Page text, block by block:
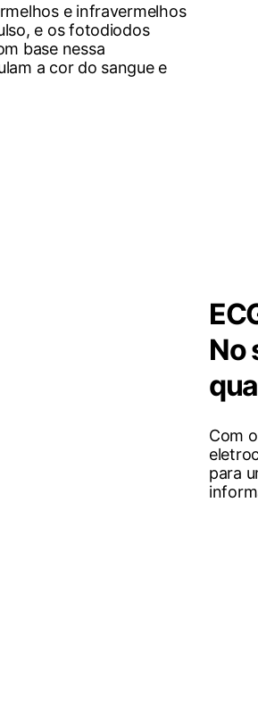
e infravermelhos
e os fotodiodos
base nessa
a cor do sangue e
No
Com
para